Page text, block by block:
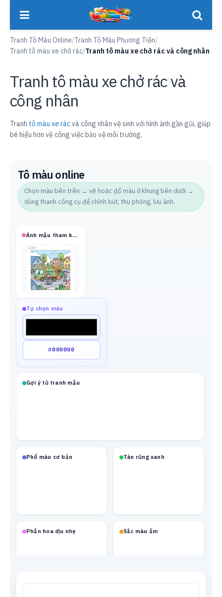
Tranh Tô Màu Online/Tranh Tô Màu Phương Tiện/
Tranh tô màu xe chở rác/Tranh tô màu xe chở rác và công nhân
Tranh tô màu xe chở rác và
công nhân
Tranh tô màu xe rácvà công nhân vệ sinh với hình ảnh gần gũi, giúp
bé hiểu hơn về công việc bảo vệ môi trường.
Tô màu online
Chọn màu bên trên → vẽ hoặc đổ màu ở khung bên dưới →
dùng thanh công cụ để chỉnh bút, thu phóng, lưu ảnh.
Ảnh mẫu tham khảo
Tự chọn màu
Gợi ý từ tranh mẫu
Phổ màu cơ bản Tán rừng xanh
Phấn hoa dịu nhẹ Sắc màu ấm